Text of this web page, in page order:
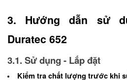
3. Hướng dẫn sử
Duratec 652
3.1. Sử dụng - Lắp đặt
Kiểm tra chất lượng trước khi